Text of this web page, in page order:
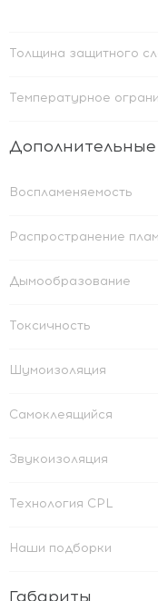
Толщина защитного
Температурное
Воспламеняемость
Распространение
Дымообразование
Токсичность
Шумоизоляция
Самоклеящийся
Звукоизоляция
Технология CPL
Наши подборки
Габариты